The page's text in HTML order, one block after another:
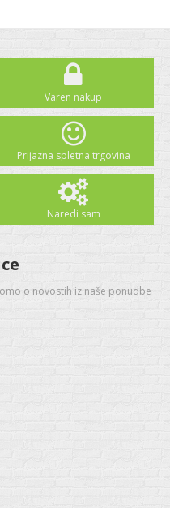
Varen nakup
Prijazna spletna trgovina
Naredi sam
o novostih iz naše ponudbe